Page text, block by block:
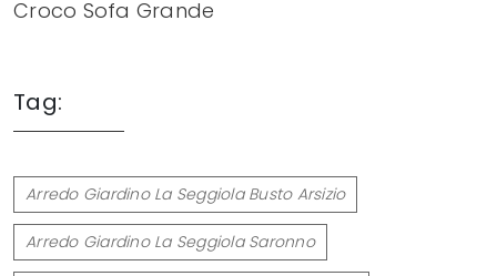
Croco Sofa Grande
Tag:
Arredo Giardino La Seggiola Busto Arsizio
Arredo Giardino La Seggiola Saronno